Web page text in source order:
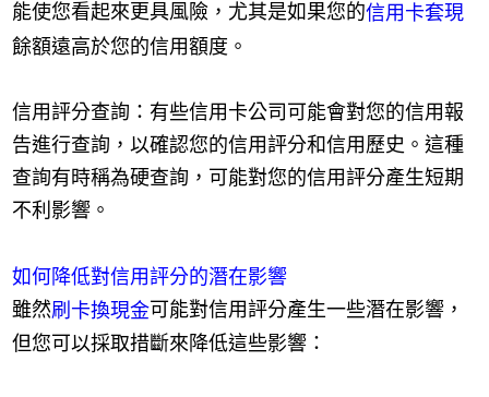
能使您看起來更具風險，尤其是如果您的信用卡套現
餘額遠高於您的信用額度。
信用評分查詢：有些信用卡公司可能會對您的信用報
告進行查詢，以確認您的信用評分和信用歷史。這種
查詢有時稱為硬查詢，可能對您的信用評分產生短期
不利影響。
如何降低對信用評分的潛在影響
雖然刷卡換現金可能對信用評分產生一些潛在影響，
但您可以採取措斷來降低這些影響：